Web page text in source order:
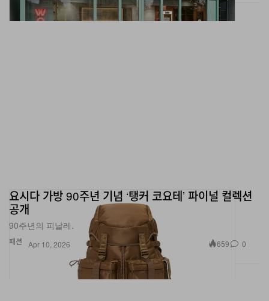
패션
요시다 가방 90주년 기념 ‘탱커 코요테’ 파이널 컬렉션
공개
90주년의 피날레.
Apr 10, 2026 659 0